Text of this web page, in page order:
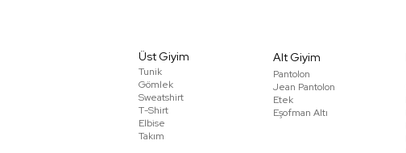
Üst Giyim
Tunik
Gömlek
Sweatshirt
T-Shirt
Elbise
Takım
Alt Giyim
Pantolon
Jean Pantolon
Etek
Eşofman Altı